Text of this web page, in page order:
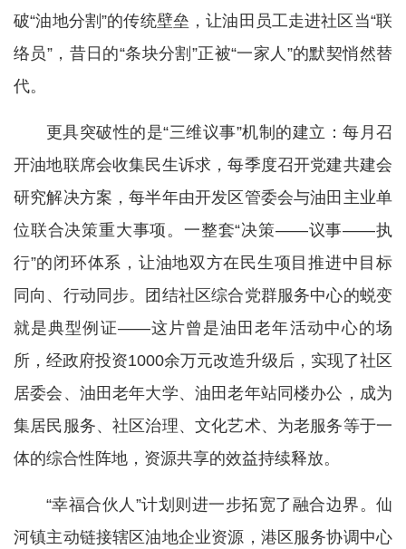
破“油地分割”的传统壁垒，让油田员工走进社区当“联
络员”，昔日的“条块分割”正被“一家人”的默契悄然替
代。
更具突破性的是“三维议事”机制的建立：每月召
开油地联席会收集民生诉求，每季度召开党建共建会
研究解决方案，每半年由开发区管委会与油田主业单
位联合决策重大事项。一整套“决策——议事——执
行”的闭环体系，让油地双方在民生项目推进中目标
同向、行动同步。团结社区综合党群服务中心的蜕变
就是典型例证——这片曾是油田老年活动中心的场
所，经政府投资1000余万元改造升级后，实现了社区
居委会、油田老年大学、油田老年站同楼办公，成为
集居民服务、社区治理、文化艺术、为老服务等于一
体的综合性阵地，资源共享的效益持续释放。
“幸福合伙人”计划则进一步拓宽了融合边界。仙
河镇主动链接辖区油地企业资源，港区服务协调中心